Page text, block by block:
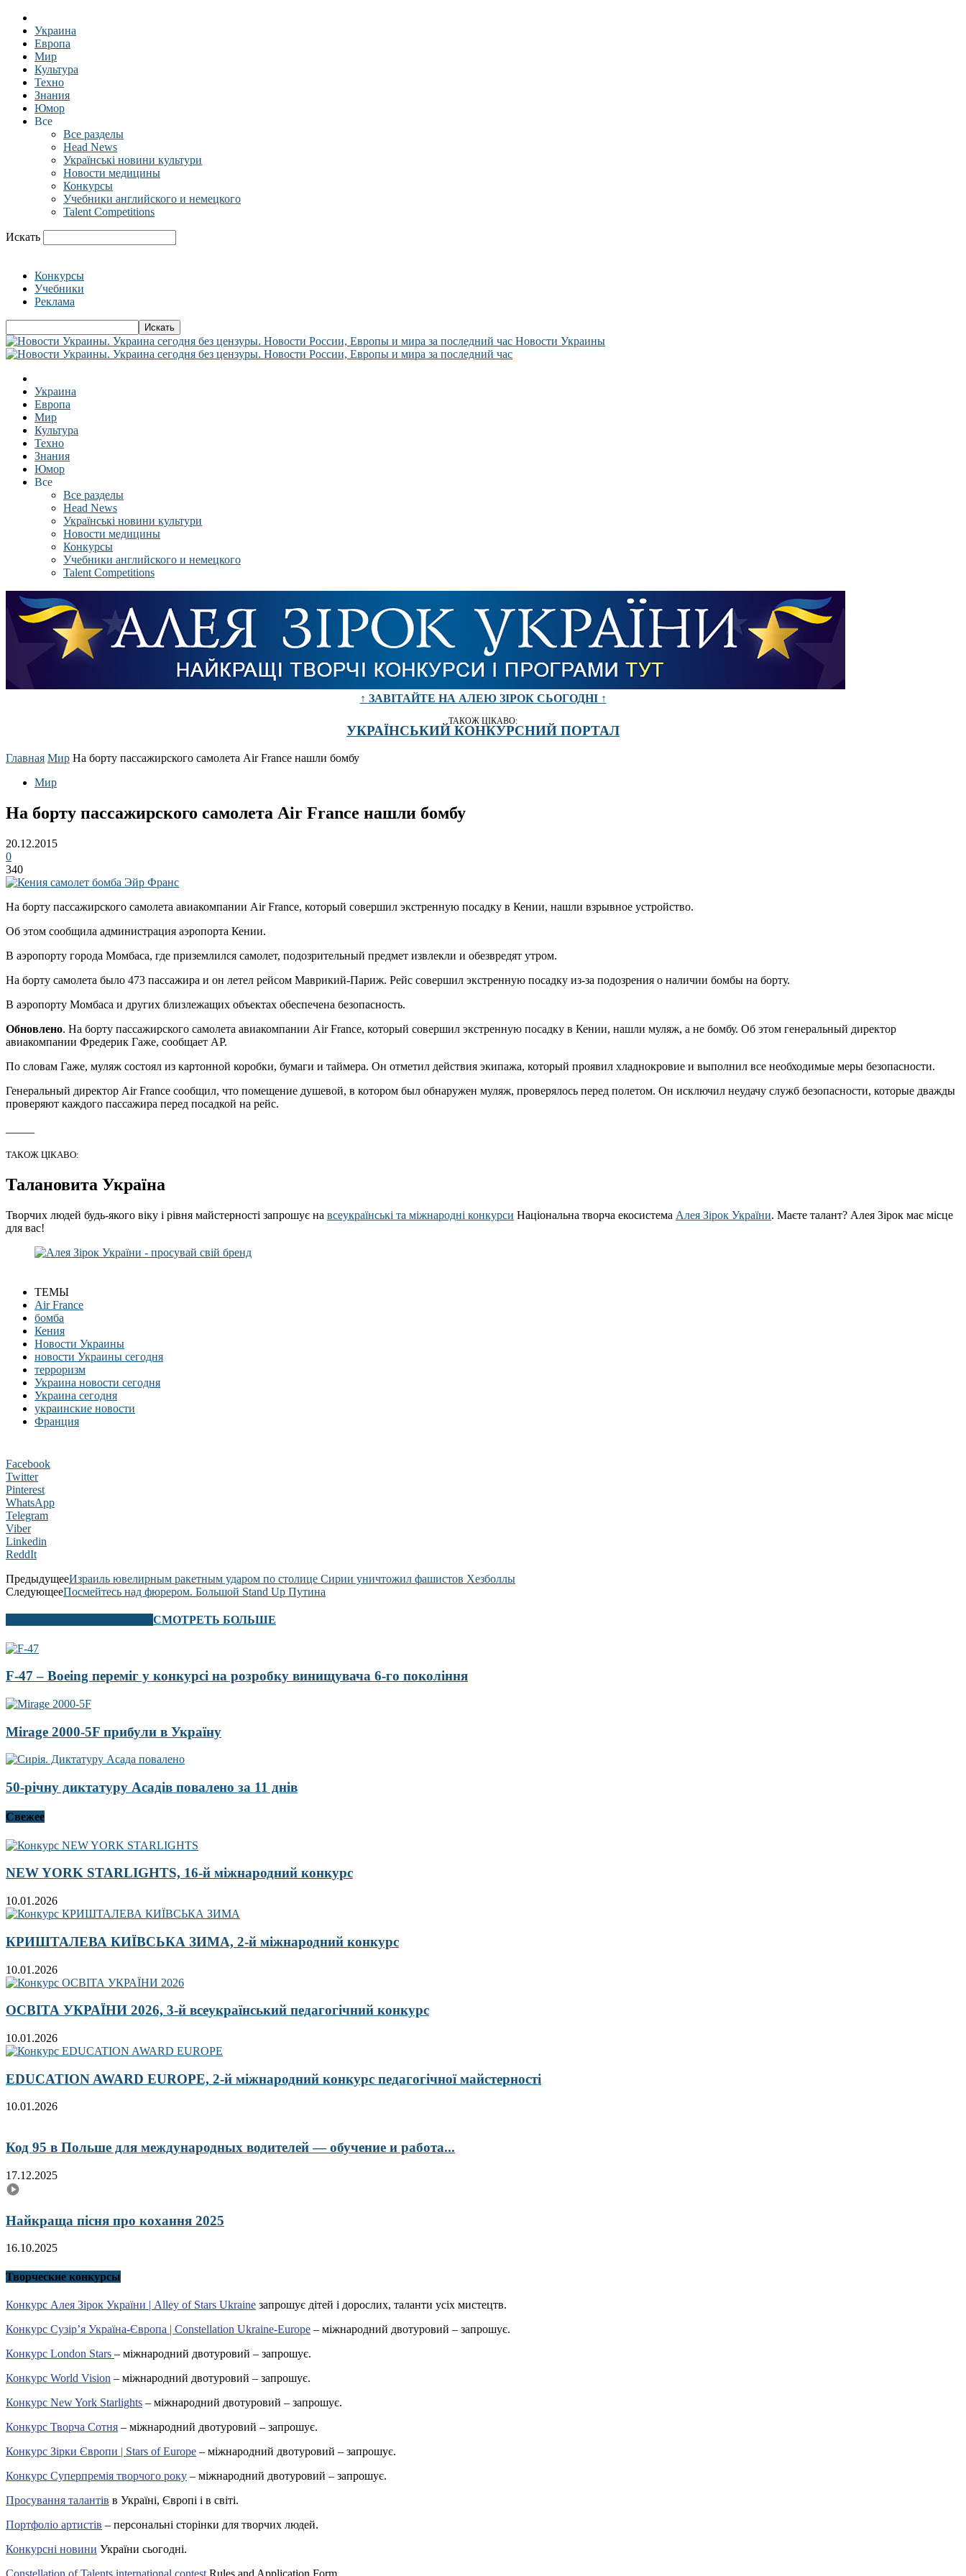
Украина
Европа
Мир
Культура
Техно
Знания
Юмор
Все
Все разделы
Head News
Українські новини культури
Новости медицины
Конкурсы
Учебники английского и немецкого
Talent Competitions
Искать
Конкурсы
Учебники
Реклама
Новости Украины
Украина
Европа
Мир
Культура
Техно
Знания
Юмор
Все
Все разделы
Head News
Українські новини культури
Новости медицины
Конкурсы
Учебники английского и немецкого
Talent Competitions
↑ ЗАВІТАЙТЕ НА АЛЕЮ ЗІРОК СЬОГОДНІ ↑
ТАКОЖ ЦІКАВО:
УКРАЇНСЬКИЙ КОНКУРСНИЙ ПОРТАЛ
Главная Мир На борту пассажирского самолета Air France нашли бомбу
Мир
На борту пассажирского самолета Air France нашли бомбу
20.12.2015
0
340
На борту пассажирского самолета авиакомпании Air France, который совершил экстренную посадку в Кении, нашли взрывное устройство.
Об этом сообщила администрация аэропорта Кении.
В аэропорту города Момбаса, где приземлился самолет, подозрительный предмет извлекли и обезвредят утром.
На борту самолета было 473 пассажира и он летел рейсом Маврикий-Париж. Рейс совершил экстренную посадку из-за подозрения о наличии бомбы на борту.
В аэропорту Момбаса и других близлежащих объектах обеспечена безопасность.
Обновлено. На борту пассажирского самолета авиакомпании Air France, который совершил экстренную посадку в Кении, нашли муляж, а не бомбу. Об этом генеральный директор
авиакомпании Фредерик Гаже, сообщает AP.
По словам Гаже, муляж состоял из картонной коробки, бумаги и таймера. Он отметил действия экипажа, который проявил хладнокровие и выполнил все необходимые меры безопасности.
Генеральный директор Air France сообщил, что помещение душевой, в котором был обнаружен муляж, проверялось перед полетом. Он исключил неудачу служб безопасности, которые дважды
проверяют каждого пассажира перед посадкой на рейс.
ТАКОЖ ЦІКАВО:
Талановита Україна
Творчих людей будь-якого віку і рівня майстерності запрошує на всеукраїнські та міжнародні конкурси Національна творча екосистема Алея Зірок України. Маєте талант? Алея Зірок має місце
для вас!
ТЕМЫ
Air France
бомба
Кения
Новости Украины
новости Украины сегодня
терроризм
Украина новости сегодня
Украина сегодня
украинские новости
Франция
Facebook
Twitter
Pinterest
WhatsApp
Telegram
Viber
Linkedin
ReddIt
ПредыдущееИзраиль ювелирным ракетным ударом по столице Сирии уничтожил фашистов Хезболлы
СледующееПосмейтесь над фюрером. Большой Stand Up Путина
СМОТРЕТЬ БОЛЬШЕ
F-47 – Boeing переміг у конкурсі на розробку винищувача 6-го покоління
Mirage 2000-5F прибули в Україну
50-річну диктатуру Асадів повалено за 11 днів
Свежее
NEW YORK STARLIGHTS, 16-й міжнародний конкурс
10.01.2026
КРИШТАЛЕВА КИЇВСЬКА ЗИМА, 2-й міжнародний конкурс
10.01.2026
ОСВІТА УКРАЇНИ 2026, 3-й всеукраїнський педагогічний конкурс
10.01.2026
EDUCATION AWARD EUROPE, 2-й міжнародний конкурс педагогічної майстерності
10.01.2026
Код 95 в Польше для международных водителей — обучение и работа...
17.12.2025
Найкраща пісня про кохання 2025
16.10.2025
Творческие конкурсы
Конкурс Алея Зірок України | Alley of Stars Ukraine запрошує дітей і дорослих, таланти усіх мистецтв.
Конкурс Сузір’я Україна-Європа | Constellation Ukraine-Europe – міжнародний двотуровий – запрошує.
Конкурс London Stars – міжнародний двотуровий – запрошує.
Конкурс World Vision – міжнародний двотуровий – запрошує.
Конкурс New York Starlights – міжнародний двотуровий – запрошує.
Конкурс Творча Сотня – міжнародний двотуровий – запрошує.
Конкурс Зірки Європи | Stars of Europe – міжнародний двотуровий – запрошує.
Конкурс Суперпремія творчого року – міжнародний двотуровий – запрошує.
Просування талантів в Україні, Європі і в світі.
Портфоліо артистів – персональні сторінки для творчих людей.
Конкурсні новини України сьогодні.
Constellation of Talents international contest Rules and Application Form.